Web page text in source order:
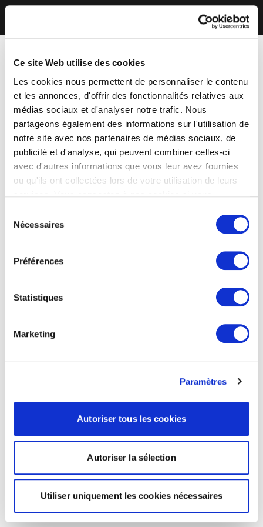
Ce site Web utilise des cookies
Les cookies nous permettent de personnaliser le contenu
et les annonces, d'offrir des fonctionnalités relatives aux
médias sociaux et d'analyser notre trafic. Nous
partageons également des informations sur l'utilisation de
notre site avec nos partenaires de médias sociaux, de
publicité et d'analyse, qui peuvent combiner celles-ci
avec d'autres informations que vous leur avez fournies
ou qu'ils ont collectées lors de votre utilisation de leurs
Nécessaires
Préférences
Statistiques
Marketing
Paramètres
Autoriser tous les cookies
Autoriser la sélection
Utiliser uniquement les cookies nécessaires